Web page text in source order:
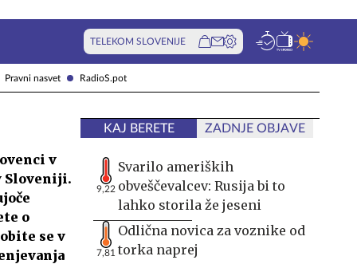
Pravni nasvet RadioS.pot
TELEKOM SLOVENIJE
v
o
se v
KAJ BERETE ZADNJE OBJAVE
9,22
Svarilo ameriških
obveščevalcev: Rusija bi to
lahko storila že jeseni
7,81
Odlična novica za voznike od
torka naprej